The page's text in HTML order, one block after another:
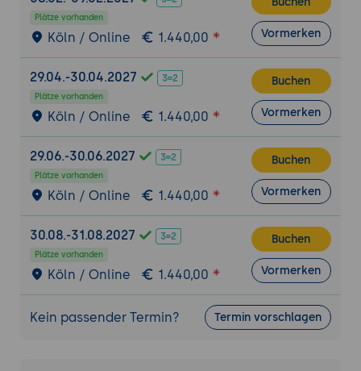
Disconnected Operations: Azure Local in
Air-Gap-Szenarien betreiben (kein
Internet-Zugang, lokale Verwaltung).
Lizenz-Modell: Subscription-basiert, Pay-
as-you-go für aktive Hosts.
Migration von Azure Stack HCI:
existierende Infrastrukturen umstellen.
Vergleich zu klassischen Hyper-V-Setups,
VMware vSphere und Nutanix AHV.
Praxis-Übung: Azure-Local-Architektur für
mittelständischer Versicherer mit 200
VMs, gemischte Workloads (Datenbanken,
Webanwendungen, AVD-Pool), Hardware-
Empfehlung, Lizenz-Bedarf, Verwaltungs-
Konzept.
Plätze vorhanden
Köln / Online 1.440,00 Vormerken
29.04.-30.04.2027
Plätze vorhanden
Köln / Online 1.440,00
Buchen
Vormerken
29.06.-30.06.2027
Plätze vorhanden
Köln / Online 1.440,00
Buchen
Vormerken
30.08.-31.08.2027
Plätze vorhanden
Köln / Online 1.440,00
Buchen
Vormerken
Kein passender Termin? Termin vorschlagen